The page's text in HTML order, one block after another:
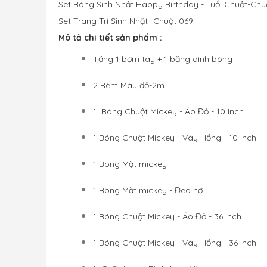
Set Bóng Sinh Nhật Happy Birthday - Tuổi Chuột-
Set Trang Trí Sinh Nhật -Chuột 069
Mô tả chi tiết sản phẩm :
Tặng 1 bơm tay + 1 băng dính bóng
2 Rèm Màu đỏ-2m
1 Bóng Chuột Mickey - Áo Đỏ - 10 Inch
1 Bóng Chuột Mickey - Váy Hồng - 10 Inch
1 Bóng Mặt mickey
1 Bóng Mặt mickey - Đeo nơ
1 Bóng Chuột Mickey - Áo Đỏ - 36 Inch
1 Bóng Chuột Mickey - Váy Hồng - 36 Inch